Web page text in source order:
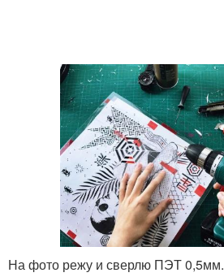
На фото режу и сверлю ПЭТ 0,5мм.